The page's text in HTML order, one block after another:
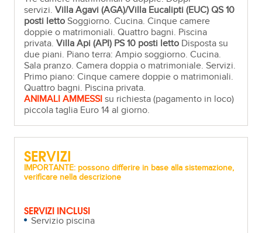
servizi.Villa Agavi (AGA)/Villa Eucalipti (EUC) QS 10
posti letto Soggiorno. Cucina. Cinque camere
doppie o matrimoniali. Quattro bagni. Piscina
privata.Villa Api (API) PS 10 posti letto Disposta su
due piani. Piano terra: Ampio soggiorno. Cucina.
Sala pranzo. Camera doppia o matrimoniale. Servizi.
Primo piano: Cinque camere doppie o matrimoniali.
Quattro bagni. Piscina privata.
ANIMALI AMMESSI su richiesta (pagamento in loco)
piccola taglia Euro 14 al giorno.
SERVIZI
IMPORTANTE: possono differire in base alla sistemazione,
verificare nella descrizione
SERVIZI INCLUSI
Servizio piscina